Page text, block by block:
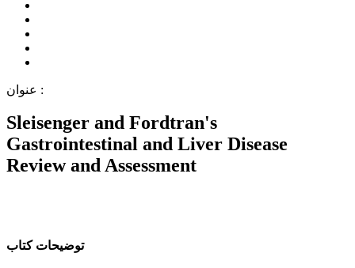
ﻋﻨﻮاﻥ :
Sleisenger and Fordtran's
Gastrointestinal and Liver Disease
Review and Assessment
ﺗﻮﺿﯿﺤﺎﺕ ﮐﺘﺎﺏ